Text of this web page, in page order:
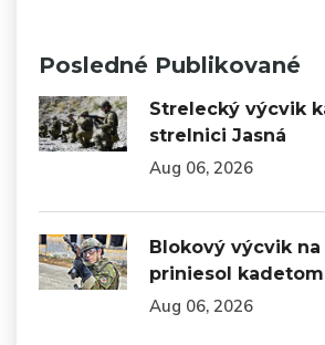
Posledné Publikované
Strelecký výcvik
strelnici Jasná
Aug 06, 2026
Blokový výcvik na
priniesol
Aug 06, 2026